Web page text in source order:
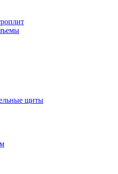
щиты